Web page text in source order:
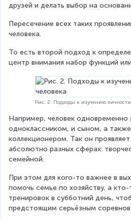
друзей и делать выбор на
Пересечение всех таких
человека.
То есть второй подход к
центр внимания набор функций
Рис. 2. Подходы к изучению личности
Например, человек одновременно
одноклассником, и сыном, а
коллекционером. Так он проявляет
абсолютно разных сферах:
семейной.
При этом для кого-то важнее в
помочь семье по хозяйству, а
тренировок в субботний день,
предстоящим серьёзным